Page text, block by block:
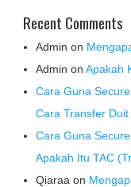
Recent Comments
Admin on
Admin on Apakah
Cara Guna
Cara Transfer
Cara Guna
Apakah Itu TAC
Qiaraa on